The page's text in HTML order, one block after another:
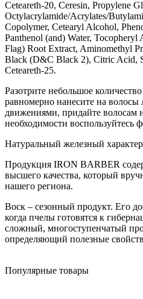
Ceteareth-20, Ceresin, Propylene
Octylacrylamide/Acrylates/
Copolymer, Cetearyl Alcohol,
Panthenol (and) Water, Tocopheryl
Flag) Root Extract, Aminomethyl
Black (D&C Black 2), Citric Acid,
Ceteareth-25.
Разотрите небольшое
равномерно нанесите на
движениями, придайте волосам
необходимости воспользуйтесь
Натуральный железный характер
Продукция IRON BARBER
высшего качества, который
нашего региона.
Воск – сезонный продукт. Его
когда пчелы готовятся к
сложный, многоступенчатый
определяющий полезные
Популярные товары